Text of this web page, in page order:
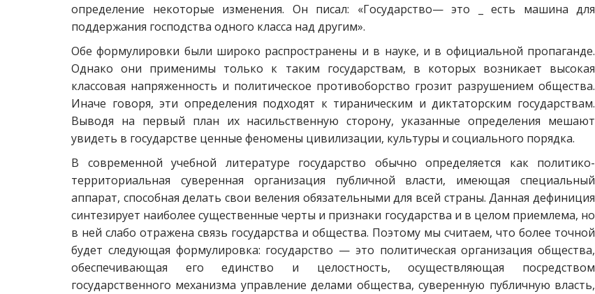
определение некоторые изменения. Он писал: «Государство— это _ есть машина для
поддержания господства одного класса над другим».
Обе формулировки были широко распространены и в науке, и в официальной пропаганде.
Однако они применимы только к таким государствам, в которых возникает высокая
классовая напряженность и политическое противоборство грозит разрушением общества.
Иначе говоря, эти определения подходят к тираническим и диктаторским государствам.
Выводя на первый план их насильственную сторону, указанные определения мешают
увидеть в государстве ценные феномены цивилизации, культуры и социального порядка.
В современной учебной литературе государство обычно определяется как политико-
территориальная суверенная организация публичной власти, имеющая специальный
аппарат, способная делать свои веления обязательными для всей страны. Данная дефиниция
синтезирует наиболее существенные черты и признаки государства и в целом приемлема, но
в ней слабо отражена связь государства и общества. Поэтому мы считаем, что более точной
будет следующая формулировка: государство — это политическая организация общества,
обеспечивающая его единство и целостность, осуществляющая посредством
государственного механизма управление делами общества, суверенную публичную власть,